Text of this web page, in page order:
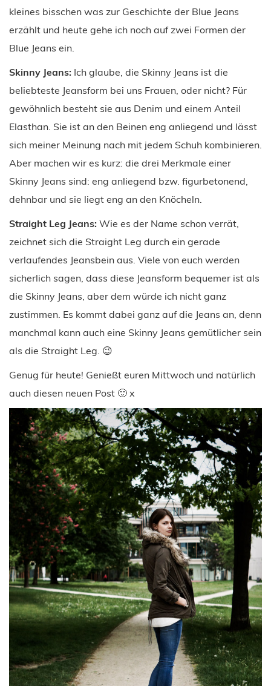
kleines bisschen was zur Geschichte der Blue Jeans
erzählt und heute gehe ich noch auf zwei Formen der
Blue Jeans ein.
Skinny Jeans: Ich glaube, die Skinny Jeans ist die
beliebteste Jeansform bei uns Frauen, oder nicht? Für
gewöhnlich besteht sie aus Denim und einem Anteil
Elasthan. Sie ist an den Beinen eng anliegend und lässt
sich meiner Meinung nach mit jedem Schuh kombinieren.
Aber machen wir es kurz: die drei Merkmale einer
Skinny Jeans sind: eng anliegend bzw. figurbetonend,
dehnbar und sie liegt eng an den Knöcheln.
Straight Leg Jeans: Wie es der Name schon verrät,
zeichnet sich die Straight Leg durch ein gerade
verlaufendes Jeansbein aus. Viele von euch werden
sicherlich sagen, dass diese Jeansform bequemer ist als
die Skinny Jeans, aber dem würde ich nicht ganz
zustimmen. Es kommt dabei ganz auf die Jeans an, denn
manchmal kann auch eine Skinny Jeans gemütlicher sein
als die Straight Leg. 😉
Genug für heute! Genießt euren Mittwoch und natürlich
auch diesen neuen Post 🙂 x